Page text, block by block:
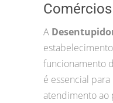
Comércios
A
funcionamento
é essencial
atendimento ao